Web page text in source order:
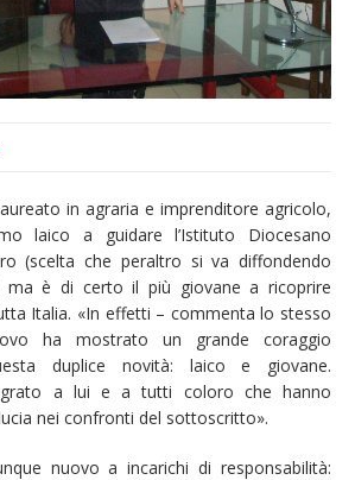
in agraria e imprenditore agricolo,
laico a guidare l’Istituto Diocesano
(scelta che peraltro si va diffondendo
ma è di certo il più giovane a ricoprire
Italia. «In effetti – commenta lo stesso
ha mostrato un grande coraggio
duplice novità: laico e giovane.
grato a lui e a tutti coloro che hanno
nei confronti del sottoscritto».
nuovo a incarichi di responsabilità: